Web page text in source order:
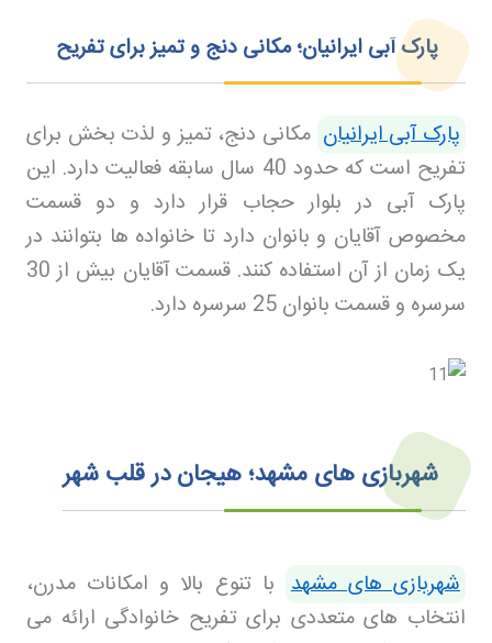
پارک آبی ایرانیان؛ مکانی دنج و تمیز برای تفریح
پارک آبی ایرانیان مکانی دنج، تمیز و لذت بخش برای
تفریح است که حدود 40 سال سابقه فعالیت دارد. این
پارک آبی در بلوار حجاب قرار دارد و دو قسمت
مخصوص آقایان و بانوان دارد تا خانواده ها بتوانند در
یک زمان از آن استفاده کنند. قسمت آقایان بیش از 30
سرسره و قسمت بانوان 25 سرسره دارد
.
شهربازی های مشهد؛ هیجان در قلب شهر
شهربازی های مشهد با تنوع بالا و امکانات مدرن،
انتخاب های متعددی برای تفریح خانوادگی ارائه می